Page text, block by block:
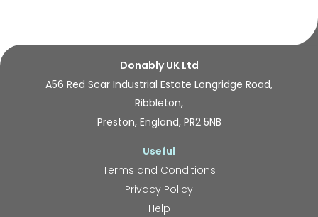
Donably UK Ltd
A56 Red Scar Industrial Estate Longridge Road,
Ribbleton,
Preston, England, PR2 5NB
Useful
Terms and Conditions
Privacy Policy
Help